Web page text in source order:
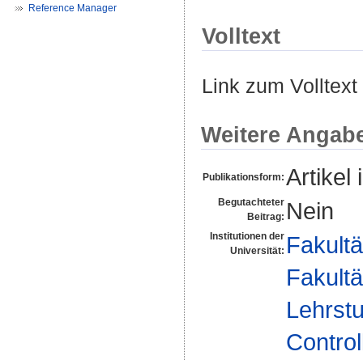
Reference Manager
Volltext
Link zum
Weitere
Publikationsform: Artikel
Begutachteter
Beitrag: Nein
Institutionen der
Universität: